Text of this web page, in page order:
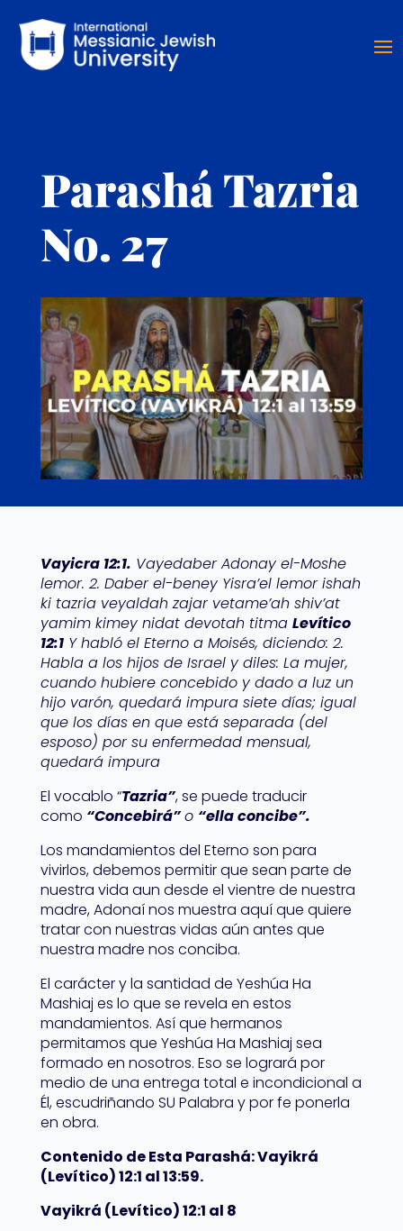
Parashá Tazria
No. 27
Vayicra 12:1. Vayedaber Adonay el-Moshe
lemor. 2. Daber el-beney Yisra’el lemor ishah
ki tazria veyaldah zajar vetame’ah shiv’at
yamim kimey nidat devotah titma Levítico
12:1Y habló el Eterno a Moisés, diciendo: 2.
Habla a los hijos de Israel y diles: La mujer,
cuando hubiere concebido y dado a luz un
hijo varón, quedará impura siete días; igual
que los días en que está separada (del
esposo) por su enfermedad mensual,
quedará impura
El vocablo “Tazria”, se puede traducir
como “Concebirá”o “ella concibe”.
Los mandamientos del Eterno son para
vivirlos, debemos permitir que sean parte de
nuestra vida aun desde el vientre de nuestra
madre, Adonaí nos muestra aquí que quiere
tratar con nuestras vidas aún antes que
nuestra madre nos conciba.
El carácter y la santidad de Yeshúa Ha
Mashiaj es lo que se revela en estos
mandamientos. Así que hermanos
permitamos que Yeshúa Ha Mashiaj sea
formado en nosotros. Eso se logrará por
medio de una entrega total e incondicional a
Él, escudriñando SU Palabra y por fe ponerla
en obra.
Contenido de Esta Parashá: Vayikrá
(Levítico) 12:1 al 13:59.
Vayikrá (Levítico) 12:1 al 8